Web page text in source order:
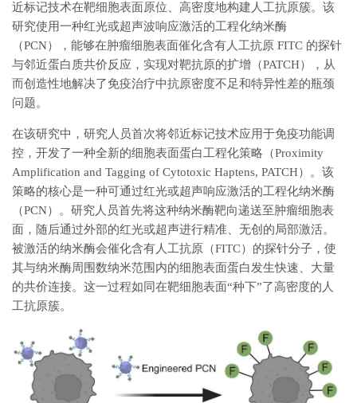
近标记技术在靶细胞表面原位、高密度地构建人工抗原簇。该
研究使用一种红光或超声波响应激活的工程化纳米酶
（PCN），能够在肿瘤细胞表面催化含有人工抗原 FITC 的探针
与邻近蛋白质共价反应，实现对靶抗原的扩增（PATCH），从
而创造性地解决了免疫治疗中抗原密度不足和特异性差的瓶颈
问题。
在该研究中，研究人员首次将邻近标记技术应用于免疫功能调
控， 开发了一种全新的细胞表面蛋白工程化策略（Proximity
Amplification and Tagging of Cytotoxic Haptens, PATCH）
。该
策略的核心是一种可通过红光或超声响应激活的工程化纳米酶
（PCN）。研究人员首先将这种纳米酶靶向递送至肿瘤细胞表
面，随后通过外部的红光或超声进行精准、无创的局部激活。
被激活的纳米酶会催化含有人工抗原（FITC）的探针分子，使
其与纳米酶周围数纳米范围内的细胞表面蛋白发生快速、大量
的共价连接。这一过程如同在靶细胞表面“种下”了高密度的人
工抗原簇。